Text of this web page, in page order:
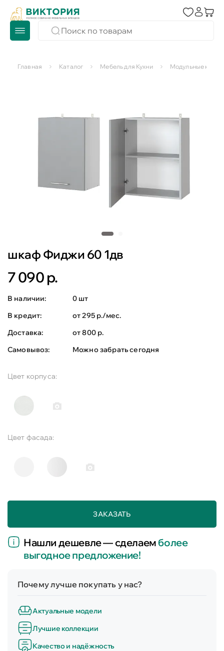
Главная Каталог Мебель для Кухни Модульные кухни
шкаф Фиджи 60 1дв
7 090 р.
В наличии:
0 шт
В кредит:
от 295 р./мес.
Доставка:
от 800 р.
Самовывоз:
Можно забрать сегодня
Цвет корпуса:
Цвет фасада:
ЗАКАЗАТЬ
Нашли дешевле — сделаемболее
выгодное предложение!
Почему лучше покупать у нас?
Актуальные модели
Лучшие коллекции
Качество и надёжность